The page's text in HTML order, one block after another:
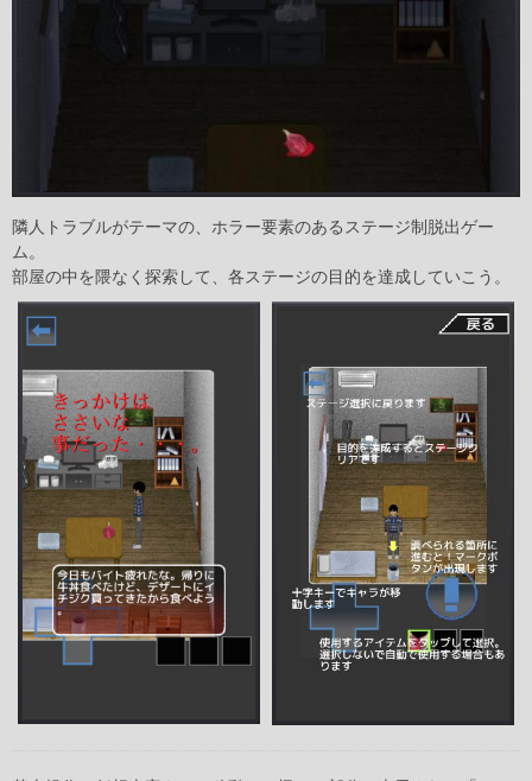
隣人トラブルがテーマの、ホラー要素のあるステージ制脱出ゲー
ム。
部屋の中を隈なく探索して、各ステージの目的を達成していこう。